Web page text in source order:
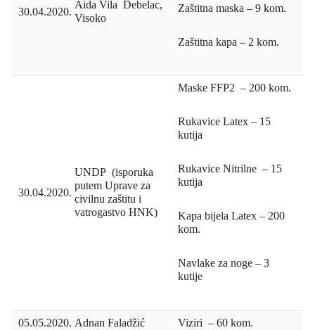
30.04.2020.
Aida Vila Debelac,
Visoko
Zaštitna maska – 9 kom.
Zaštitna kapa – 2 kom.
30.04.2020.
UNDP (isporuka
putem Uprave za
civilnu zaštitu i
vatrogastvo HNK)
Maske FFP2 – 200 kom.
Rukavice Latex – 15
kutija
Rukavice Nitrilne – 15
kutija
Kapa bijela Latex – 200
kom.
Navlake za noge – 3
kutije
05.05.2020. Adnan Faladžić Viziri – 60 kom.